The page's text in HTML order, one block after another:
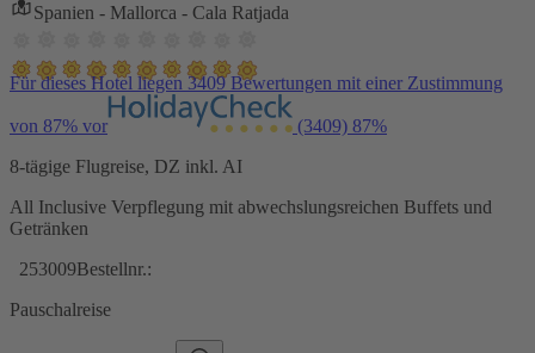
Spanien - Mallorca - Cala Ratjada
Für dieses Hotel liegen 3409 Bewertungen mit einer Zustimmung
von 87% vor (3409) 87%
8-tägige Flugreise, DZ inkl. AI
All Inclusive Verpflegung mit abwechslungsreichen Buffets und
Getränken
253009Bestellnr.:
Pauschalreise